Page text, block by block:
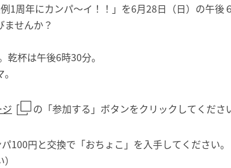
1周年にカンパ〜イ！！」を6月28日（日）の午
せんか？
乾杯は午後6時30分。
の「参加する」ボタンをクリックしてくだ
100円と交換で「おちょこ」を入手してください